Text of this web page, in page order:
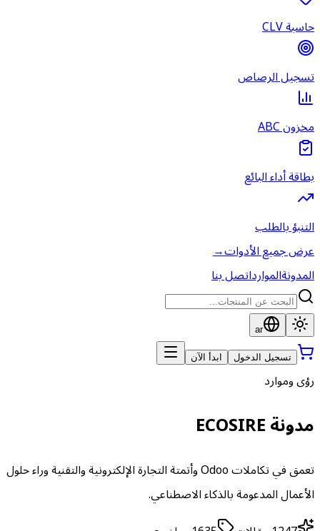
حاسبة CLV
تسجيل الرصاص
مخزون ABC
بطاقة أداء البائع
التنبؤ بالطلب
عرض جميع الأدوات→
المدونةالموارداتصل بنا
ar
تسجيل الدخول ابدأ الآن
رؤى وموارد
مدونة ECOSIRE
تعمق في تكاملات Odoo وأتمتة التجارة الإلكترونية والتقنية وراء حلول
الأعمال المدعومة بالذكاء الاصطناعي.